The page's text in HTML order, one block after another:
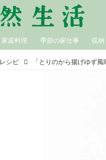
家庭料理 季節の家仕事 収納
レシピ